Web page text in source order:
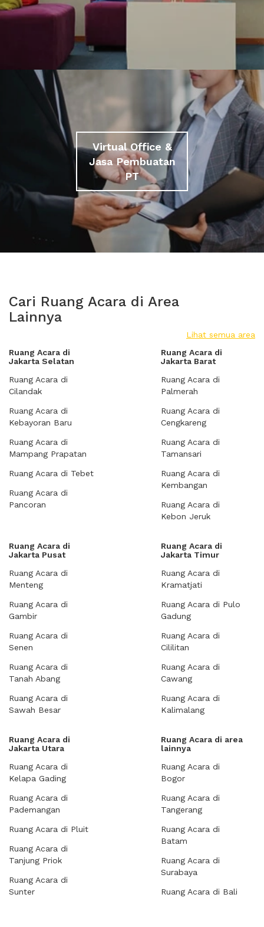
Virtual Office &
Jasa Pembuatan
PT
Cari Ruang Acara di Area
Lainnya
Lihat semua area
Ruang Acara di
Jakarta Selatan
Ruang Acara di
Cilandak
Ruang Acara di
Kebayoran Baru
Ruang Acara di
Mampang Prapatan
Ruang Acara di Tebet
Ruang Acara di
Pancoran
Ruang Acara di
Jakarta Barat
Ruang Acara di
Palmerah
Ruang Acara di
Cengkareng
Ruang Acara di
Tamansari
Ruang Acara di
Kembangan
Ruang Acara di
Kebon Jeruk
Ruang Acara di
Jakarta Pusat
Ruang Acara di
Menteng
Ruang Acara di
Gambir
Ruang Acara di
Senen
Ruang Acara di
Tanah Abang
Ruang Acara di
Sawah Besar
Ruang Acara di
Jakarta Timur
Ruang Acara di
Kramatjati
Ruang Acara di Pulo
Gadung
Ruang Acara di
Cililitan
Ruang Acara di
Cawang
Ruang Acara di
Kalimalang
Ruang Acara di
Jakarta Utara
Ruang Acara di
Kelapa Gading
Ruang Acara di
Pademangan
Ruang Acara di Pluit
Ruang Acara di
Tanjung Priok
Ruang Acara di
Sunter
Ruang Acara di area
lainnya
Ruang Acara di
Bogor
Ruang Acara di
Tangerang
Ruang Acara di
Batam
Ruang Acara di
Surabaya
Ruang Acara di Bali